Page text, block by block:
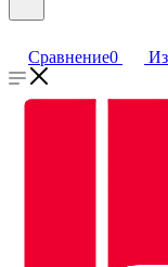
Сравнение0